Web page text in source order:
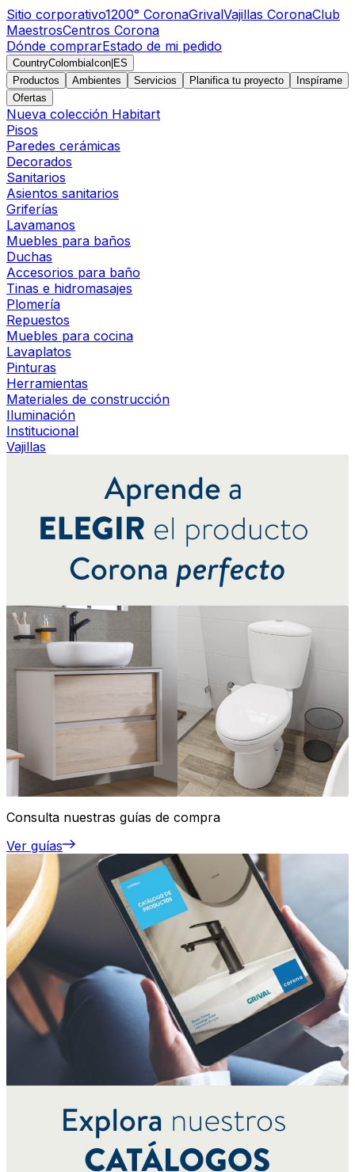
Sitio corporativo1200° CoronaGrivalVajillas CoronaClub
MaestrosCentros Corona
Dónde comprarEstado de mi pedido
CountryColombiaIcon ES
Productos
Ambientes Servicios Planifica tu proyecto
Inspírame
Ofertas
Nueva colección Habitart
Pisos
Paredes cerámicas
Decorados
Sanitarios
Asientos sanitarios
Griferías
Lavamanos
Muebles para baños
Duchas
Accesorios para baño
Tinas e hidromasajes
Plomería
Repuestos
Muebles para cocina
Lavaplatos
Pinturas
Herramientas
Materiales de construcción
Iluminación
Institucional
Vajillas
Consulta nuestras guías de compra
Ver guías